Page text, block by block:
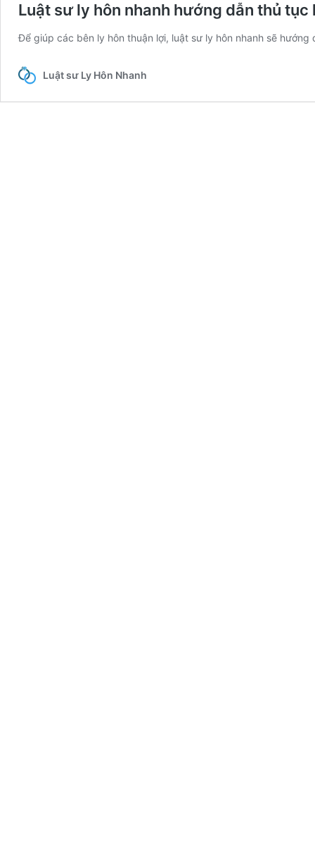
Luật sư ly hôn nhanh hướng dẫn thủ tục
Để giúp các bên ly hôn thuận lợi, luật sư ly hôn nhanh sẽ
Luật sư Ly Hôn Nhanh